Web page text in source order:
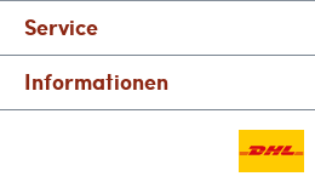
Service
Informationen